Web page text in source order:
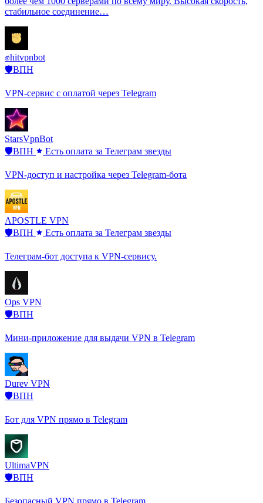
стабильное соединение…
✊hitvpnbot
🛡️ВПН
VPN-сервис с оплатой через Telegram
StarsVpnBot
🛡️ВПН
Есть оплата за Телеграм звезды
VPN-доступ и настройка через Telegram-бота
APOSTLE VPN
🛡️ВПН
Есть оплата за Телеграм звезды
Телеграм-бот доступа к VPN-сервису.
Ops VPN
🛡️ВПН
Мини-приложение для выдачи VPN в Telegram
Durev VPN
🛡️ВПН
Бот для VPN прямо в Telegram
UltimaVPN
🛡️ВПН
Безопасный VPN прямо в Telegram